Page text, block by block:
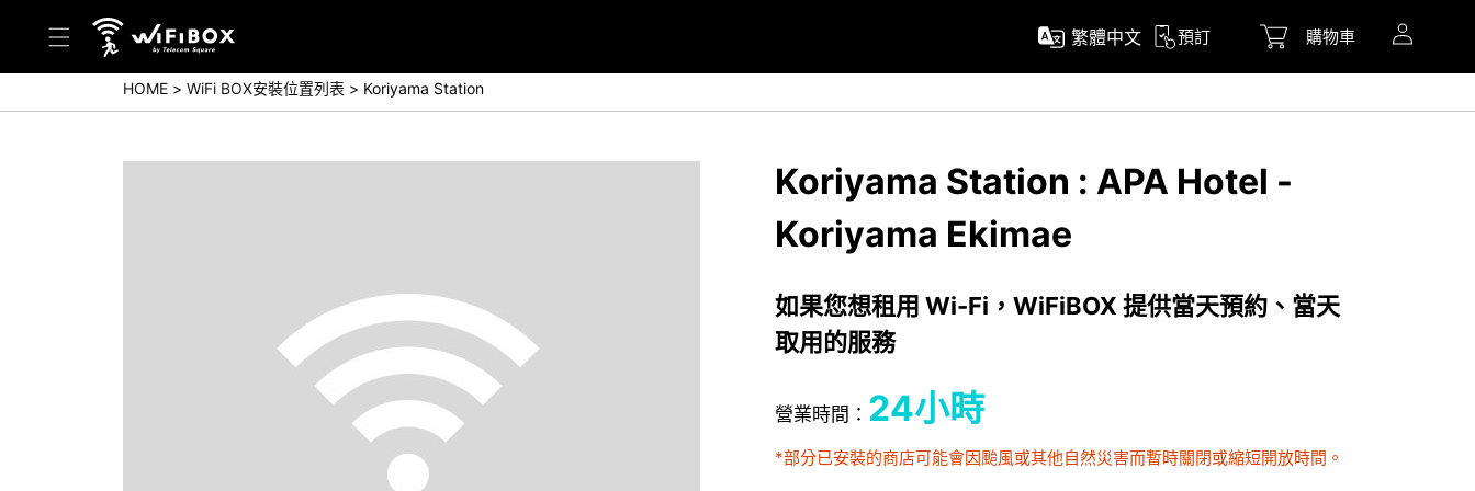
幫助／詢問
幫助中心(日本語)
繁體中文 預訂 購物車
HOME WiFi BOX安裝位置列表 Koriyama Station
Koriyama Station : APA Hotel -
Koriyama Ekimae
如果您想租用 Wi-Fi，WiFiBOX 提供當天預約、當天
取用的服務
營業時間： 24小時
*部分已安裝的商店可能會因颱風或其他自然災害而暫時關閉或縮短開放時間。